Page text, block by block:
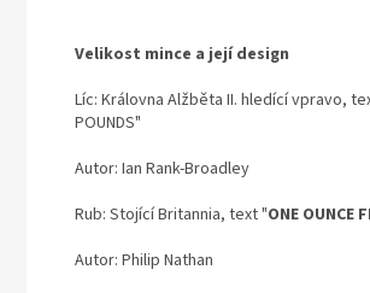
Velikost mince a její design
Líc: Královna Alžběta II. hledící vpravo,
POUNDS"
Autor: Ian Rank-Broadley
Rub: Stojící Britannia, text "ONE OUNCE
Autor: Philip Nathan